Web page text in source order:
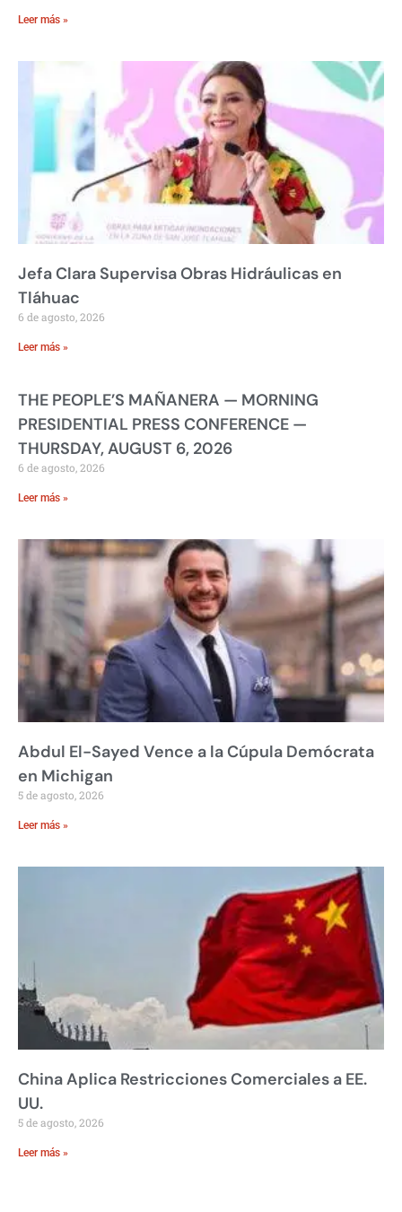
Leer más »
Jefa Clara Supervisa Obras Hidráulicas en
Tláhuac
6 de agosto, 2026
Leer más »
THE PEOPLE’S MAÑANERA — MORNING
PRESIDENTIAL PRESS CONFERENCE —
THURSDAY, AUGUST 6, 2026
6 de agosto, 2026
Leer más »
Abdul El-Sayed Vence a la Cúpula Demócrata
en Michigan
5 de agosto, 2026
Leer más »
China Aplica Restricciones Comerciales a EE.
UU.
5 de agosto, 2026
Leer más »